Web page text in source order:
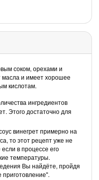
соком, орехами и
масла и имеет хорошее
кислотам.
ингредиентов
Этого достаточно для
винегрет примерно на
то этот рецепт уже не
в процессе его
температуры.
Вы найдёте, пройдя